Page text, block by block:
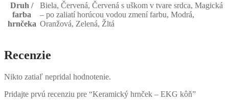
Druh /
farba
hrnčeka
Biela, Červená, Červená s uškom v tvare srdca, Magická
– po zaliatí horúcou vodou zmení farbu, Modrá,
Oranžová, Zelená, Žltá
Recenzie
Nikto zatiaľ nepridal hodnotenie.
Pridajte prvú recenziu pre “Keramický hrnček – EKG kôň”